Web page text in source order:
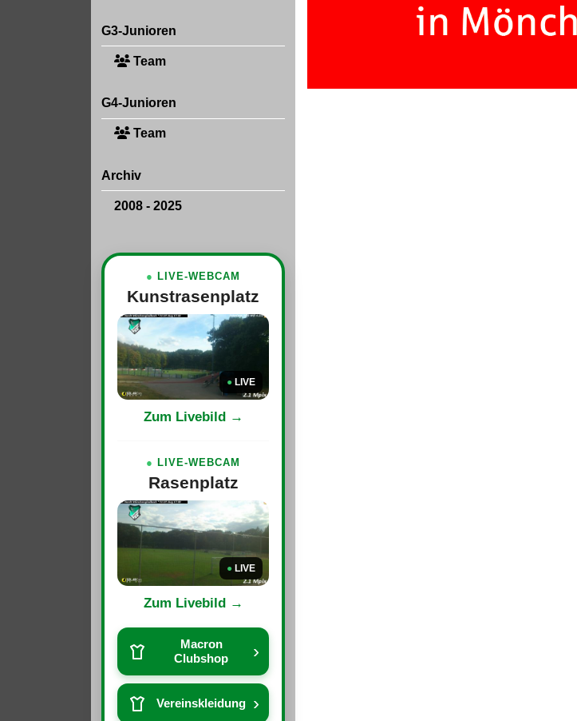
G3-Junioren
Team
G4-Junioren
Team
Archiv
2008 - 2025
● LIVE-WEBCAM
Kunstrasenplatz
● LIVE
Zum Livebild →
● LIVE-WEBCAM
Rasenplatz
● LIVE
Zum Livebild →
Macron
Clubshop
›
Vereinskleidung ›